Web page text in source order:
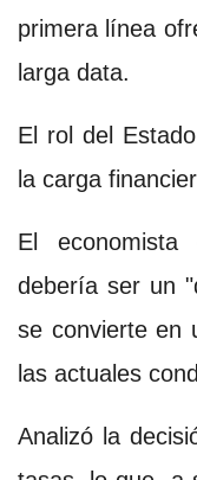
primera línea
larga data.
El rol del
la carga
El
debería ser un
se convierte en
las actuales
Analizó la